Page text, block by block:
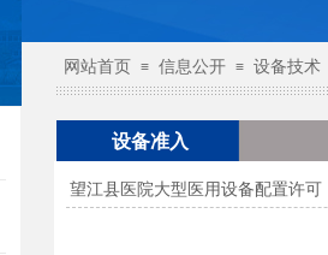
网站首页 ≡ 信息公开 ≡ 设备技术
设备准入
望江县医院大型医用设备配置许可